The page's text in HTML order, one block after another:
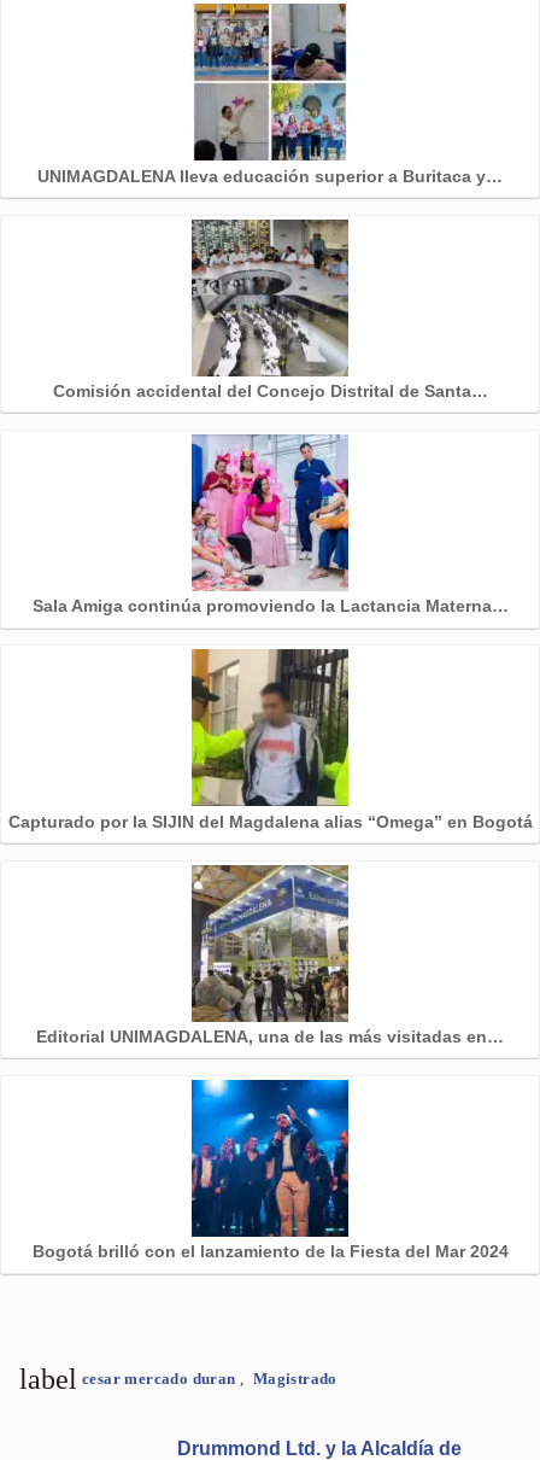
UNIMAGDALENA lleva educación superior a Buritaca y…
Comisión accidental del Concejo Distrital de Santa…
Sala Amiga continúa promoviendo la Lactancia Materna…
Capturado por la SIJIN del Magdalena alias “Omega” en Bogotá
Editorial UNIMAGDALENA, una de las más visitadas en…
Bogotá brilló con el lanzamiento de la Fiesta del Mar 2024
label cesar mercado duran , Magistrado
Drummond Ltd. y la Alcaldía de